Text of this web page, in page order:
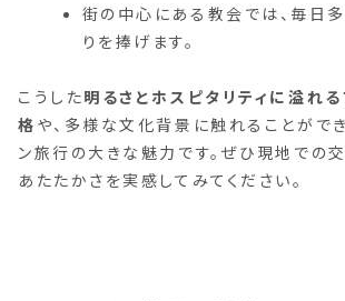
街の中心にある教会では、毎日
りを捧げます。
こうした明るさとホスピタリティに溢れ
格 や、多様な文化背景に触れることができ
ン旅行の大きな魅力です。ぜひ現地での
あたたかさを実感してみてください。